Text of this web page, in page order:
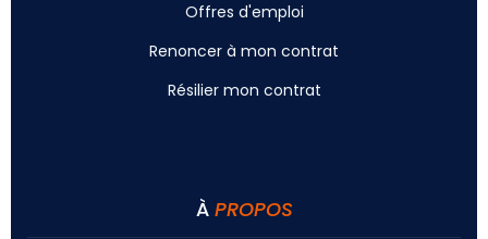
Offres d'emploi
Renoncer à mon contrat
Résilier mon contrat
À PROPOS